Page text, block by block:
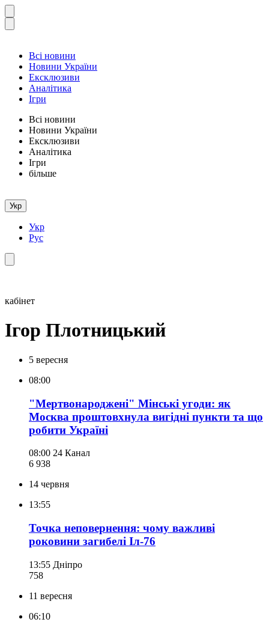
Всі новини
Новини України
Ексклюзиви
Аналітика
Ігри
Всі новини
Новини України
Ексклюзиви
Аналітика
Ігри
більше
Укр
Укр
Рус
кабінет
Ігор Плотницький
5 вересня
08:00
"Мертвонароджені" Мінські угоди: як
Москва проштовхнула вигідні пункти та що
робити Україні
08:00 24 Канал
6 938
14 червня
13:55
Точка неповернення: чому важливі
роковини загибелі Іл-76
13:55 Дніпро
758
11 вересня
06:10